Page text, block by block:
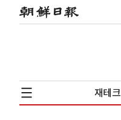
재테크